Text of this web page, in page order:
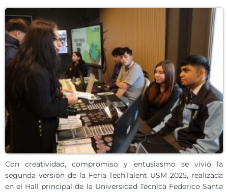
Con creatividad, compromiso y entusiasmo se vivió la
segunda versión de la Feria TechTalent USM 2025, realizada
en el Hall principal de la Universidad Técnica Federico Santa